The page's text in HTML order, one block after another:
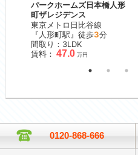
パークホームズ日本橋人形
町ザレジデンス
東京メトロ日比谷線
『人形町駅』徒歩3分
間取り：3LDK
賃料： 47.0 万円
0120-868-666